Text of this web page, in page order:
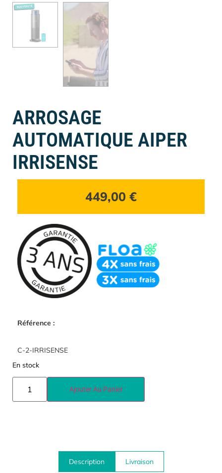
ARROSAGE
AUTOMATIQUE AIPER
IRRISENSE
449,00 €
Référence :
C-2-IRRISENSE
En stock
Ajouter Au Panier
Description Livraison